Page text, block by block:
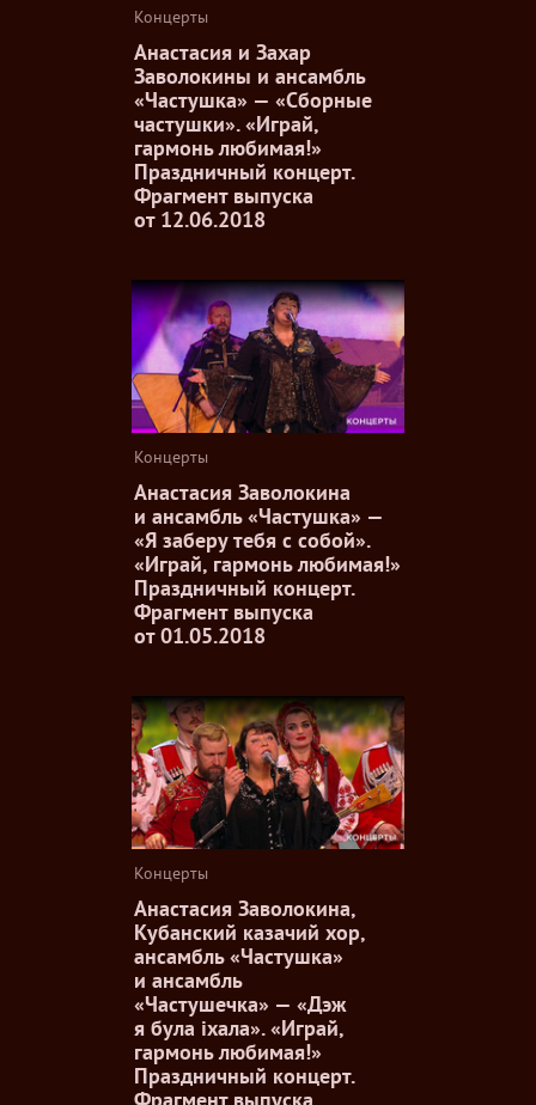
Концерты
Анастасия и Захар
Заволокины и ансамбль
«Частушка» — «Сборные
частушки». «Играй,
гармонь любимая!»
Праздничный концерт.
Фрагмент выпуска
от 12.06.2018
Концерты
Анастасия Заволокина
и ансамбль «Частушка» —
«Я заберу тебя с собой».
«Играй, гармонь любимая!»
Праздничный концерт.
Фрагмент выпуска
от 01.05.2018
Концерты
Анастасия Заволокина,
Кубанский казачий хор,
ансамбль «Частушка»
и ансамбль
«Частушечка» — «Дэж
я була iхала». «Играй,
гармонь любимая!»
Праздничный концерт.
Фрагмент выпуска